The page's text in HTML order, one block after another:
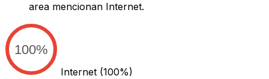
area mencionan Internet.
100%
Internet (100%)